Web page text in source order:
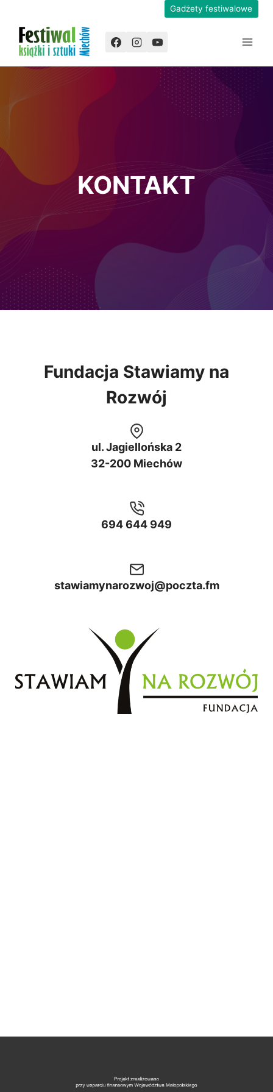
treści
Gadżety festiwalowe
KONTAKT
Fundacja Stawiamy na
Rozwój
ul. Jagiellońska 2
32-200 Miechów
694 644 949
stawiamynarozwoj@poczta.fm